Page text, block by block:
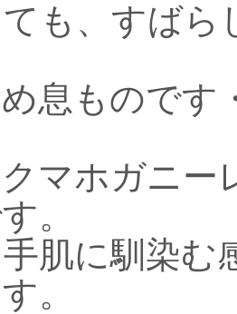
も、すばら
息ものです
マホガニー
。
肌に馴染む
。